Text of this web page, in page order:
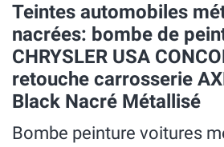
Teintes automobiles
nacrées: bombe de
CHRYSLER USA
retouche carrosserie
Black Nacré Métallisé
Bombe peinture voitures